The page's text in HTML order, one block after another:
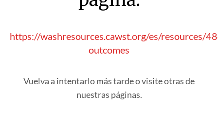
https://washresources.cawst.org/es/resources/
outcomes
Vuelva a intentarlo más tarde o visite otras de
nuestras páginas.